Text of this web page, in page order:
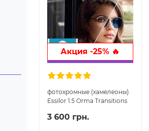
Акция -25% 🔥
фотохромные (хамелеоны)
Essilor 1.5 Orma Transitions
Easy Pro
3 600 грн.